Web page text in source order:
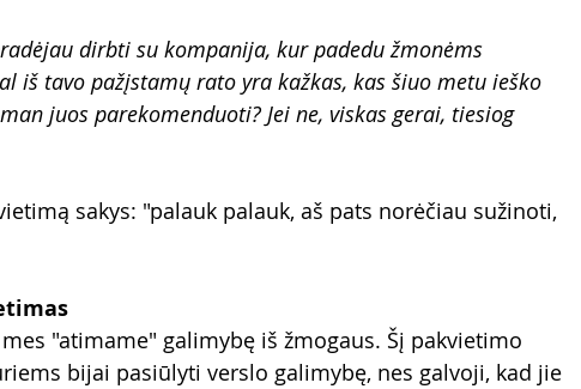
dirbti su kompanija, kur padedu žmonėms
iš tavo pažįstamų rato yra kažkas, kas šiuo metu ieško
juos parekomenduoti? Jei ne, viskas gerai, tiesiog
sakys: "palauk palauk, aš pats norėčiau sužinoti,
"atimame" galimybę iš žmogaus. Šį pakvietimo
bijai pasiūlyti verslo galimybę, nes galvoji, kad jie